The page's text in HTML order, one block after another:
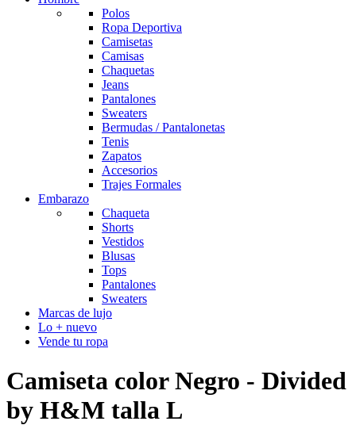
Polos
Ropa Deportiva
Camisetas
Camisas
Chaquetas
Jeans
Pantalones
Sweaters
Bermudas / Pantalonetas
Tenis
Zapatos
Accesorios
Trajes Formales
Embarazo
Chaqueta
Shorts
Vestidos
Blusas
Tops
Pantalones
Sweaters
Marcas de lujo
Lo + nuevo
Vende tu ropa
Camiseta color Negro - Divided
by H&M talla L